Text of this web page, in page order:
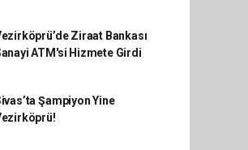
Ziraat Bankası
ATM'si Hizmete Girdi
Şampiyon Yine